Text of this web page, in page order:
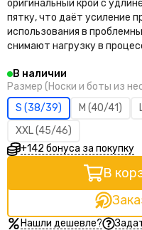
оригинальный крой с
пятку, что даёт усиление
использования в
снимают нагрузку в
В наличии
Размер (Носки и боты из
S (38/39)
M (40/41)
XXL (45/46)
+142 бонуса за покупку
В
Нашли дешевле?